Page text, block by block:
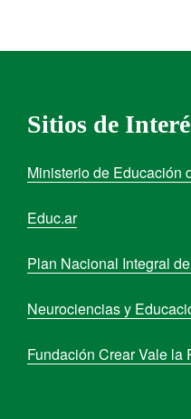
Sitios de
Ministerio de Educación
Educ.ar
Plan Nacional Integral
Neurociencias y
Fundación Crear Vale la